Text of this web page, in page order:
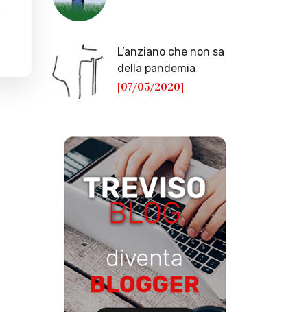
L’anziano che non sa
della pandemia
[07/05/2020]